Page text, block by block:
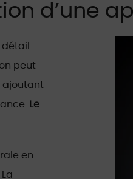
d’une
peut
ajoutant
Le
en